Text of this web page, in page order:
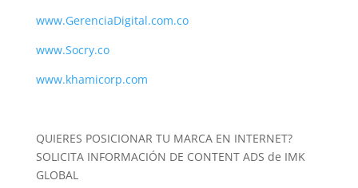
www.GerenciaDigital.com.co
www.Socry.co
www.khamicorp.com
QUIERES POSICIONAR TU MARCA EN INTERNET?
SOLICITA INFORMACIÓN DE CONTENT ADS de IMK
GLOBAL